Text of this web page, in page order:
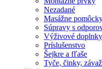
Nezadané
Masážne
Súpravy s
Výživové doplnky
Príslušenstvo
Šejkre a fľaše
Tyče, činky,